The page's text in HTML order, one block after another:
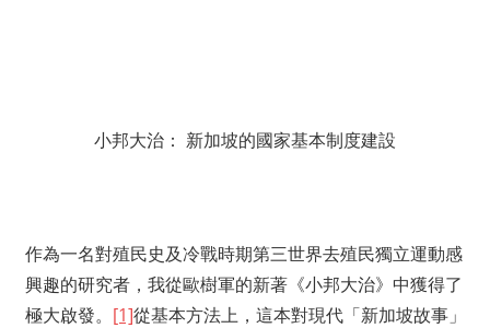
小邦大治： 新加坡的國家基本制度建設
作為一名對殖民史及冷戰時期第三世界去殖民獨立運動感
興趣的研究者，我從歐樹軍的新著《小邦大治》中獲得了
極大啟發。 [1]從基本方法上，這本對現代「新加坡故事」